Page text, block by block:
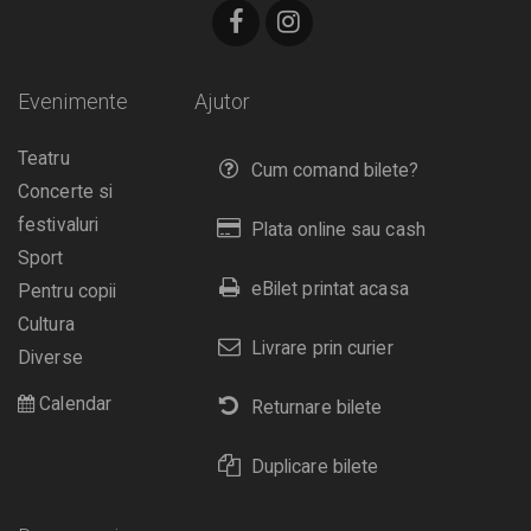
Ajutor
Cum comand bilete?
Plata online sau cash
eBilet printat acasa
Livrare prin curier
Returnare bilete
Duplicare bilete
Evenimente
Teatru
Concerte si
festivaluri
Sport
Pentru copii
Cultura
Diverse
Calendar